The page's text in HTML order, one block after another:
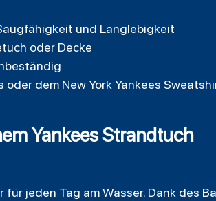
und Langlebigkeit
oder Decke
dem New York Yankees
Yankees Strandtuch
jeden Tag am Wasser. Dank des